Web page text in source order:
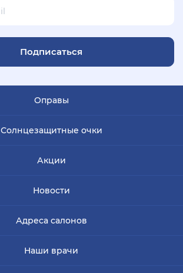
Подписаться
Оправы
Солнцезащитные очки
Акции
Новости
Адреса салонов
Наши врачи